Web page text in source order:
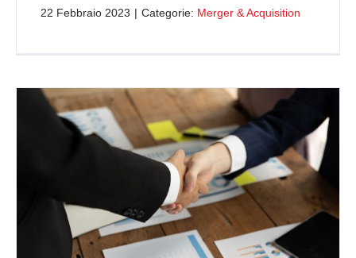
22 Febbraio 2023 | Categorie: Merger & Acquisition